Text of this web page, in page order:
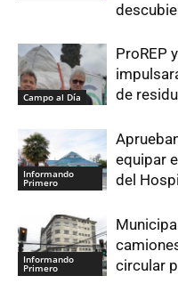
Campo al Día
ProREP
de
Informando
Primero
equipar
del
Informando
Primero
circular